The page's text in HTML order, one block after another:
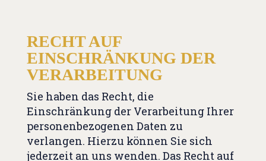
RECHT AUF
EINSCHRÄNKUNG DER
VERARBEITUNG
Sie haben das Recht, die
Einschränkung der Verarbeitung Ihrer
personenbezogenen Daten zu
verlangen. Hierzu können Sie sich
jederzeit an uns wenden. Das Recht auf